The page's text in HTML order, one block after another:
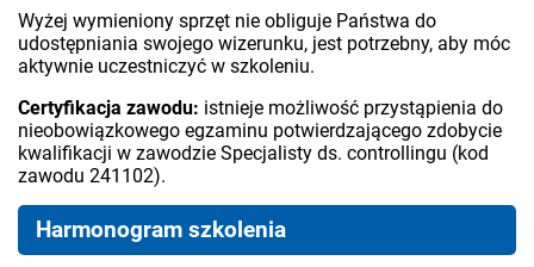
Wyżej wymieniony sprzęt nie obliguje Państwa do
udostępniania swojego wizerunku, jest potrzebny, aby móc
aktywnie uczestniczyć w szkoleniu.
Certyfikacja zawodu: istnieje możliwość przystąpienia do
nieobowiązkowego egzaminu potwierdzającego zdobycie
kwalifikacji w zawodzie Specjalisty ds. controllingu (kod
zawodu 241102).
Harmonogram szkolenia